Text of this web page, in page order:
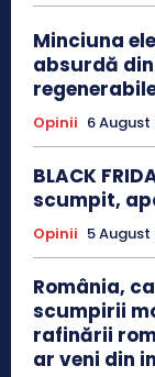
Minciuna
absurdă
Opinii 6 August
BLACK
scumpit,
Opinii 5 August
România,
scumpirii
rafinării
ar veni din